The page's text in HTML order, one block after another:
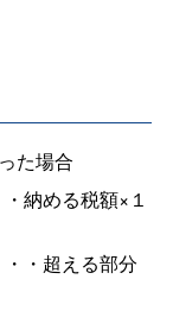
た場合
納める税額×１
・超える部分